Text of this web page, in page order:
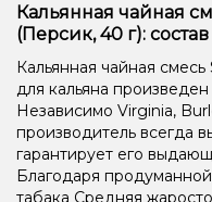
Кальянная чайная
(Персик, 40 г): состав
Кальянная чайная
для кальяна
Независимо Virginia,
производитель всегда
гарантирует его
Благодаря
табака Средняя